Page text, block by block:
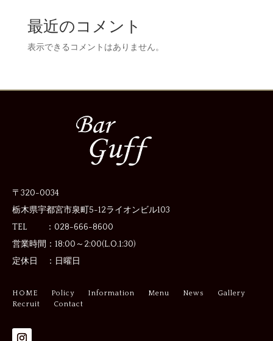
最近のコメント
表示できるコメントはありません。
〒320-0034
栃木県宇都宮市泉町5-12ライオンビル103
TEL ：028-666-8600
営業時間： 18:00～2:00(L.O.1:30)
定休日 ： 日曜日
HOME Policy Information Menu News
Gallery
Recruit
Contact